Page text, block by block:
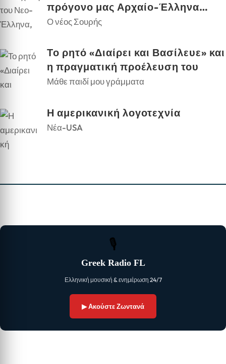
πρόγονο μας Αρχαίο-Έλληνα…
Ο νέος Σουρής
Το ρητό «Διαίρει και Βασίλευε» και
η πραγματική προέλευση του
Μάθε παιδί μου γράμματα
Η αμερικανική λογοτεχνία
Νέα-USA
🎙
Greek Radio FL
Ελληνική μουσική & ενημέρωση 24/7
▶ Ακούστε Ζωντανά